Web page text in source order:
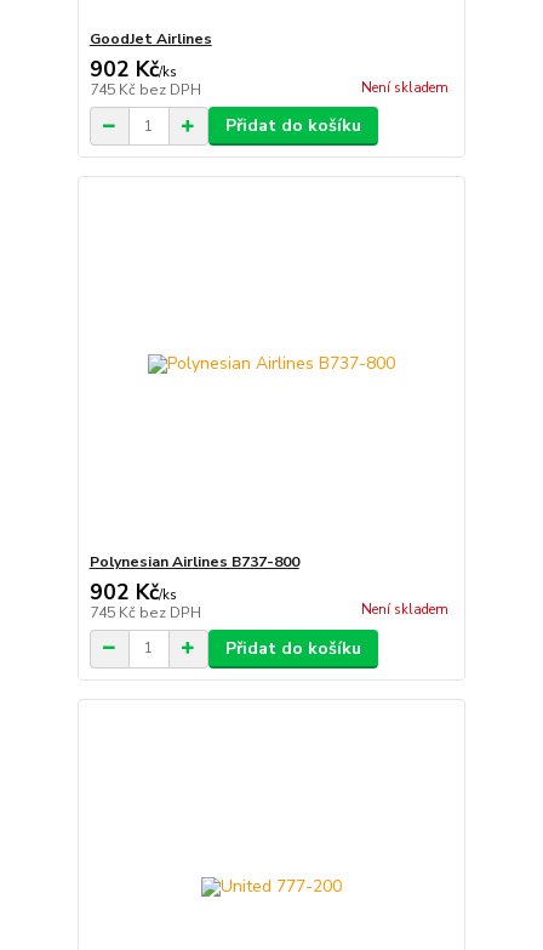
GoodJet Airlines
902 Kč/ks
745 Kč bez DPH Není skladem
Přidat do košíku
Polynesian Airlines B737-800
902 Kč/ks
745 Kč bez DPH Není skladem
Přidat do košíku